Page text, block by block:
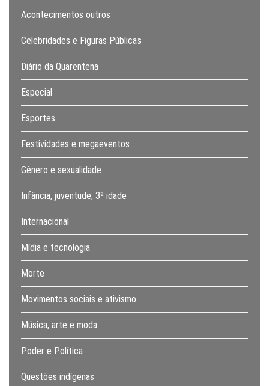
Acontecimentos outros
Celebridades e Figuras Públicas
Diário da Quarentena
Especial
Esportes
Festividades e megaeventos
Gênero e sexualidade
Infância, juventude, 3ª idade
Internacional
Mídia e tecnologia
Morte
Movimentos sociais e ativismo
Música, arte e moda
Poder e Política
Questões indígenas